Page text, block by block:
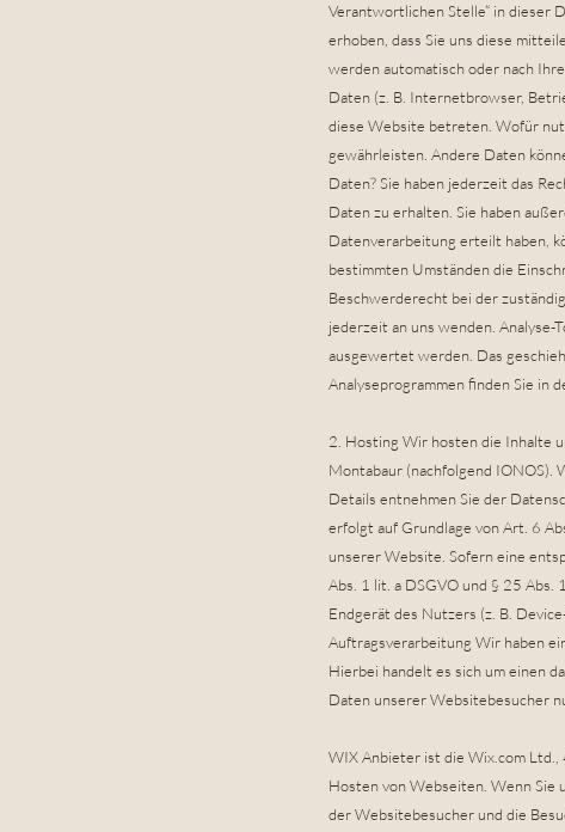
Verantwortlichen Stelle“ in dieser
erhoben, dass Sie uns diese
werden automatisch oder nach
Daten (z. B. Internetbrowser,
diese Website betreten. Wofür
gewährleisten. Andere Daten
Daten? Sie haben jederzeit das
Daten zu erhalten. Sie haben
Datenverarbeitung erteilt haben,
bestimmten Umständen die
Beschwerderecht bei der
jederzeit an uns wenden.
ausgewertet werden. Das
Analyseprogrammen finden Sie in
2. Hosting Wir hosten die Inhalte
Montabaur (nachfolgend IONOS).
Details entnehmen Sie der
erfolgt auf Grundlage von Art. 6
unserer Website. Sofern eine
Abs. 1 lit. a DSGVO und § 25
Endgerät des Nutzers (z. B.
Auftragsverarbeitung Wir haben
Hierbei handelt es sich um einen
Daten unserer Websitebesucher
WIX Anbieter ist die Wix.com Ltd.,
Hosten von Webseiten. Wenn Sie
der Websitebesucher und die